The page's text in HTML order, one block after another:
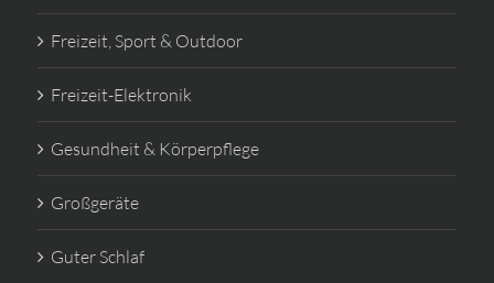
Freizeit, Sport & Outdoor
Freizeit-Elektronik
Gesundheit & Körperpflege
Großgeräte
Guter Schlaf